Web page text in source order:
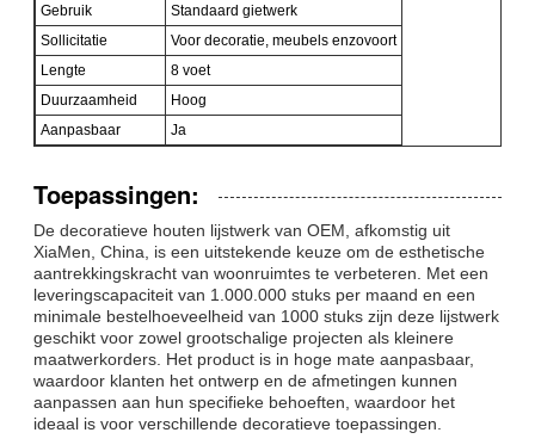
Gebruik
Standaard gietwerk
Sollicitatie
Voor decoratie, meubels enzovoort
Lengte
8 voet
Duurzaamheid
Hoog
Aanpasbaar
Ja
Toepassingen:
De decoratieve houten lijstwerk van OEM, afkomstig uit
XiaMen, China, is een uitstekende keuze om de esthetische
aantrekkingskracht van woonruimtes te verbeteren. Met een
leveringscapaciteit van 1.000.000 stuks per maand en een
minimale bestelhoeveelheid van 1000 stuks zijn deze lijstwerk
geschikt voor zowel grootschalige projecten als kleinere
maatwerkorders. Het product is in hoge mate aanpasbaar,
waardoor klanten het ontwerp en de afmetingen kunnen
aanpassen aan hun specifieke behoeften, waardoor het
ideaal is voor verschillende decoratieve toepassingen.